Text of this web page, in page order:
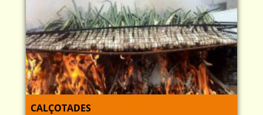
CALÇOTADES